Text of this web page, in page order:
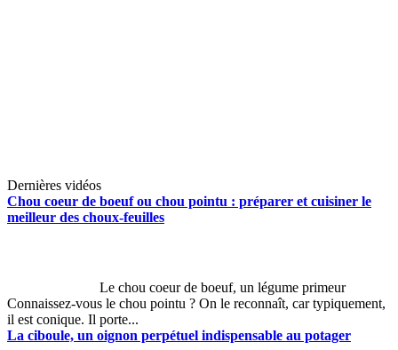
Dernières vidéos
Chou coeur de boeuf ou chou pointu : préparer et cuisiner le
meilleur des choux-feuilles
Le chou coeur de boeuf, un légume primeur
Connaissez-vous le chou pointu ? On le reconnaît, car typiquement,
il est conique. Il porte...
La ciboule, un oignon perpétuel indispensable au potager